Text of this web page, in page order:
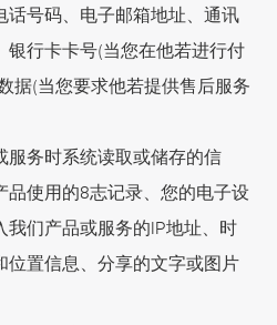
话号码、电子邮箱地址、通讯
银行卡卡号(当您在他若进行付
据(当您要求他若提供售后服务
服务时系统读取或储存的信
品使用的8志记录、您的电子设
我们产品或服务的IP地址、时
位置信息、分享的文字或图片